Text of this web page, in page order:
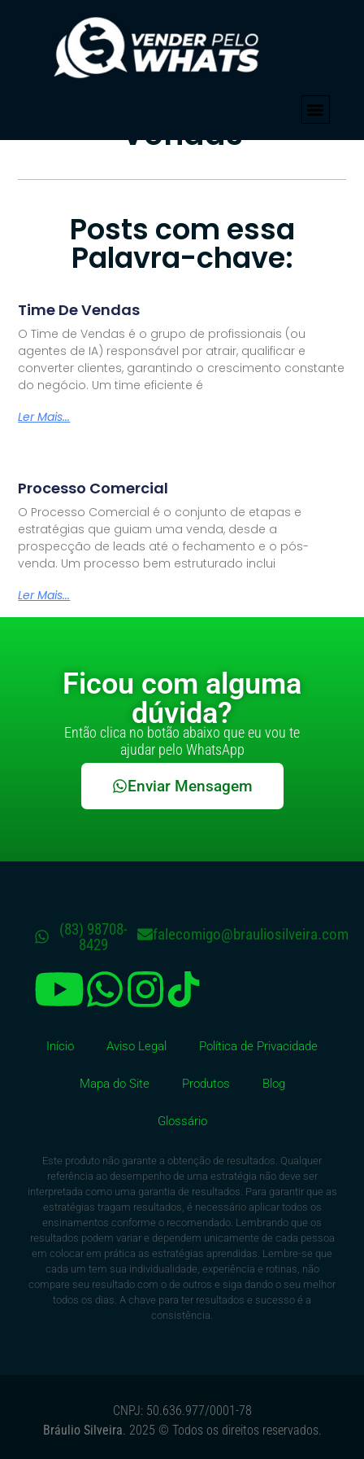
PALAVRA-CHAVE
Início»Gestão De Vendas
Vendas
Posts com essa
Palavra-chave:
Time De Vendas
O Time de Vendas é o grupo de profissionais (ou
agentes de IA) responsável por atrair, qualificar e
converter clientes, garantindo o crescimento constante
do negócio. Um time eficiente é
Ler Mais...
Processo Comercial
O Processo Comercial é o conjunto de etapas e
estratégias que guiam uma venda, desde a
prospecção de leads até o fechamento e o pós-
venda. Um processo bem estruturado inclui
Ler Mais...
Ficou com alguma
dúvida?
Então clica no botão abaixo que eu vou te
ajudar pelo WhatsApp
Enviar Mensagem
(83) 98708-
8429
falecomigo@brauliosilveira.com
Início Aviso Legal Política de Privacidade
Mapa do Site Produtos Blog
Glossário
Este produto não garante a obtenção de resultados. Qualquer
referência ao desempenho de uma estratégia não deve ser
interpretada como uma garantia de resultados. Para garantir que as
estratégias tragam resultados, é necessário aplicar todos os
ensinamentos conforme o recomendado. Lembrando que os
resultados podem variar e dependem unicamente de cada pessoa
em colocar em prática as estratégias aprendidas. Lembre-se que
cada um tem sua individualidade, experiência e rotinas, não
compare seu resultado com o de outros e siga dando o seu melhor
todos os dias. A chave para ter resultados e sucesso é a
consistência.
CNPJ: 50.636.977/0001-78
Bráulio Silveira . 2025 © Todos os direitos reservados.